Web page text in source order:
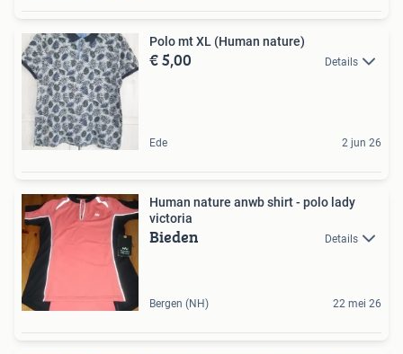
Polo mt XL (Human nature)
€ 5,00 Details
Ede 2 jun 26
Human nature anwb shirt - polo lady
victoria
Bieden Details
Bergen (NH) 22 mei 26